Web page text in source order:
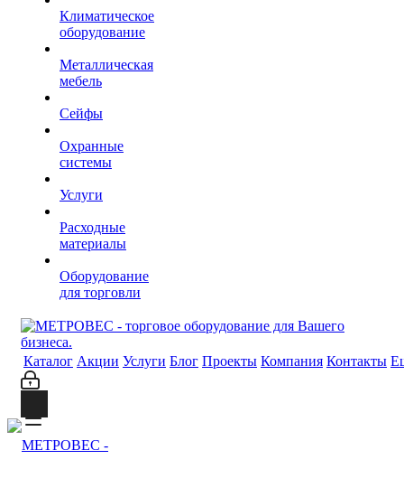
Климатическое
оборудование
Металлическая
мебель
Сейфы
Охранные
системы
Услуги
Расходные
материалы
Оборудование
для торговли
Каталог Акции Услуги Блог Проекты Компания Контакты